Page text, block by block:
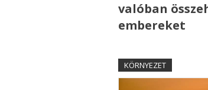
valóban
embereket
KÖRNYEZET